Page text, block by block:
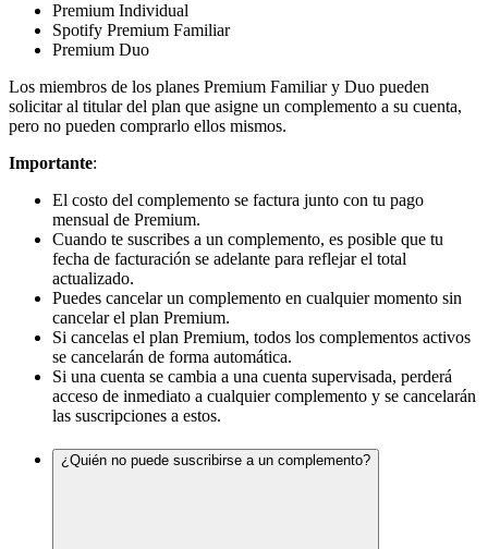
Premium Individual
Spotify Premium Familiar
Premium Duo
Los miembros de los planes Premium Familiar y Duo pueden
solicitar al titular del plan que asigne un complemento a su cuenta,
pero no pueden comprarlo ellos mismos.
Importante:
El costo del complemento se factura junto con tu pago
mensual de Premium.
Cuando te suscribes a un complemento, es posible que tu
fecha de facturación se adelante para reflejar el total
actualizado.
Puedes cancelar un complemento en cualquier momento sin
cancelar el plan Premium.
Si cancelas el plan Premium, todos los complementos activos
se cancelarán de forma automática.
Si una cuenta se cambia a una cuenta supervisada, perderá
acceso de inmediato a cualquier complemento y se cancelarán
las suscripciones a estos.
¿Quién no puede suscribirse a un complemento?